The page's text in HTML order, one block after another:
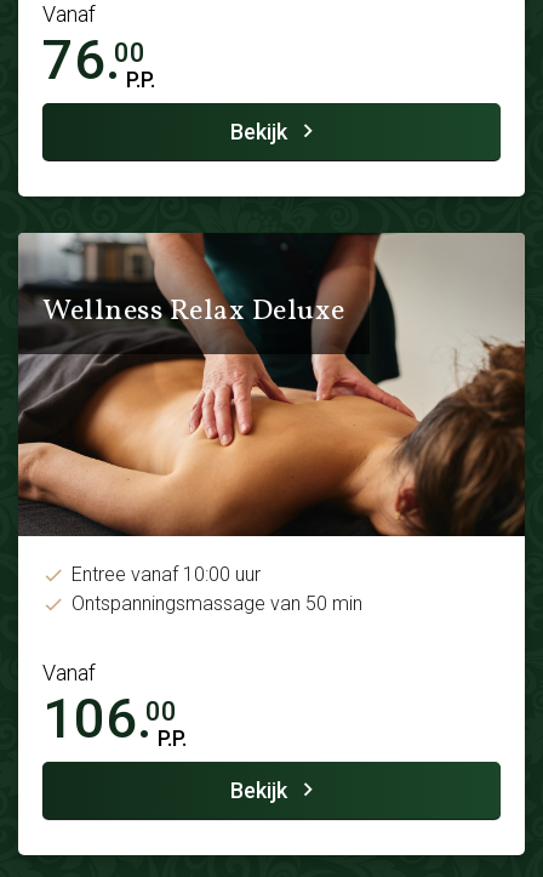
Vanaf
76.00
P.P.
Bekijk
Wellness Relax Deluxe
Entree vanaf 10:00 uur
Ontspanningsmassage van 50 min
Vanaf
106.00
P.P.
Bekijk